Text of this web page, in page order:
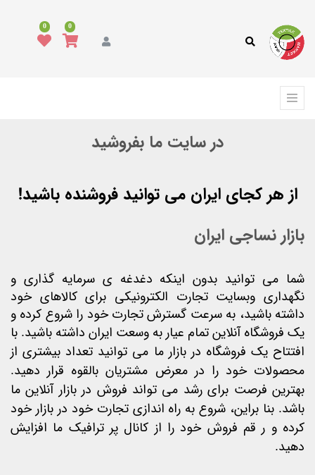
0
0
در سایت ما بفروشید
از هر کجای ایران می توانید فروشنده باشید!
بازار نساجی ایران
شما می توانید بدون اینکه دغدغه ی سرمایه گذاری و
نگهداری وبسایت تجارت الکترونیکی برای کالاهای خود
داشته باشید، به سرعت گسترش تجارت خود را شروع کرده و
یک فروشگاه آنلاین تمام عیار به وسعت ایران داشته باشید. با
افتتاح یک فروشگاه در بازار ما می توانید تعداد بیشتری از
محصولات خود را در معرض مشتریان بالقوه قرار دهید.
بهترین فرصت برای رشد می تواند فروش در بازار آنلاین ما
باشد. بنا براین، شروع به راه اندازی تجارت خود در بازار خود
کرده و ر قم فروش خود را از کانال پر ترافیک ما افزایش
دهید.